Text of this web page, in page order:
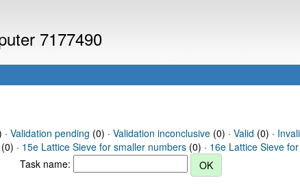
7177490
Validation pending (0) · Validation inconclusive(0) · Valid (0) ·
(0) · 15e Lattice Sieve for smaller numbers (0) · 16e Lattice Sieve
Task name: